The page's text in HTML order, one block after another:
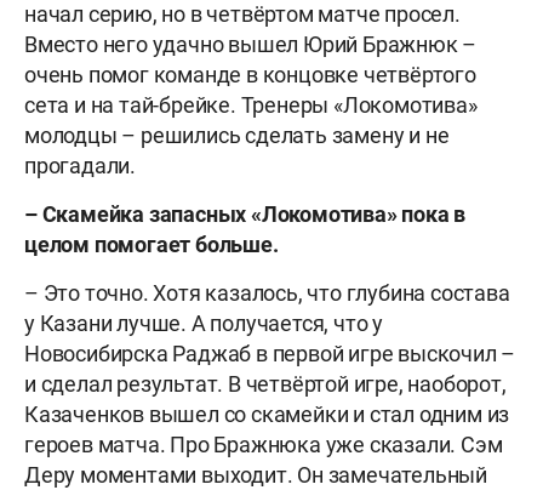
начал серию, но в четвёртом матче просел.
Вместо него удачно вышел Юрий Бражнюк –
очень помог команде в концовке четвёртого
сета и на тай-брейке. Тренеры «Локомотива»
молодцы – решились сделать замену и не
прогадали.
–Скамейка запасных«Локомотива» пока в
целом помогает больше.
– Это точно. Хотя казалось, что глубина состава
у Казани лучше. А получается, что у
Новосибирска Раджаб в первой игре выскочил –
и сделал результат. В четвёртой игре, наоборот,
Казаченков вышел со скамейки и стал одним из
героев матча. Про Бражнюка уже сказали. Сэм
Деру моментами выходит. Он замечательный